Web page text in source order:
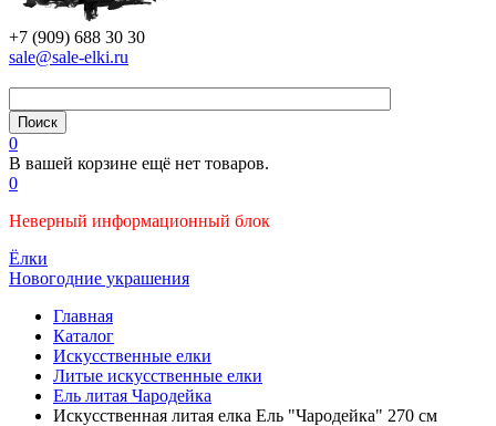
+7 (909) 688 30 30
sale@sale-elki.ru
0
В вашей корзине ещё нет товаров.
0
Неверный информационный блок
Ёлки
Новогодние украшения
Главная
Каталог
Искусственные елки
Литые искусственные елки
Ель литая Чародейка
Искусственная литая елка Ель "Чародейка" 270 см